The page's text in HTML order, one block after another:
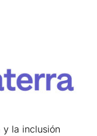
la inclusión